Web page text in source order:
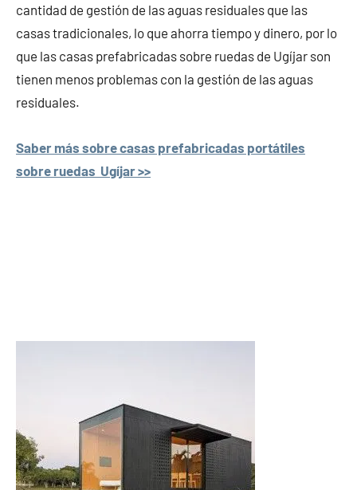
cantidad de gestión de las aguas residuales que las
casas tradicionales, lo que ahorra tiempo y dinero, por lo
que las casas prefabricadas sobre ruedas de Ugíjar son
tienen menos problemas con la gestión de las aguas
residuales.
Saber más sobre casas prefabricadas portátiles
sobre ruedas Ugíjar >>